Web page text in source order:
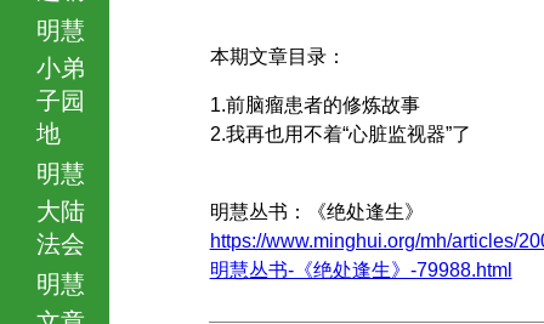
明慧
小弟
子园
地
明慧
大陆
法会
明慧
文章
本期文章目录：
1.前脑瘤患者的修炼故事
2.我再也用不着“心脏监视器”了
明慧丛书：《绝处逢生》
https://www.minghui.org/mh/articles/
明慧丛书-《绝处逢生》-79988.html